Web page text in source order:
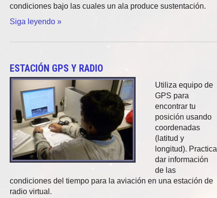
condiciones bajo las cuales un ala produce sustentación.
Siga leyendo »
ESTACIÓN GPS Y RADIO
Utiliza equipo de
GPS para
encontrar tu
posición usando
coordenadas
(latitud y
longitud). Practica
dar información
de las
condiciones del tiempo para la aviación en una estación de
radio virtual.